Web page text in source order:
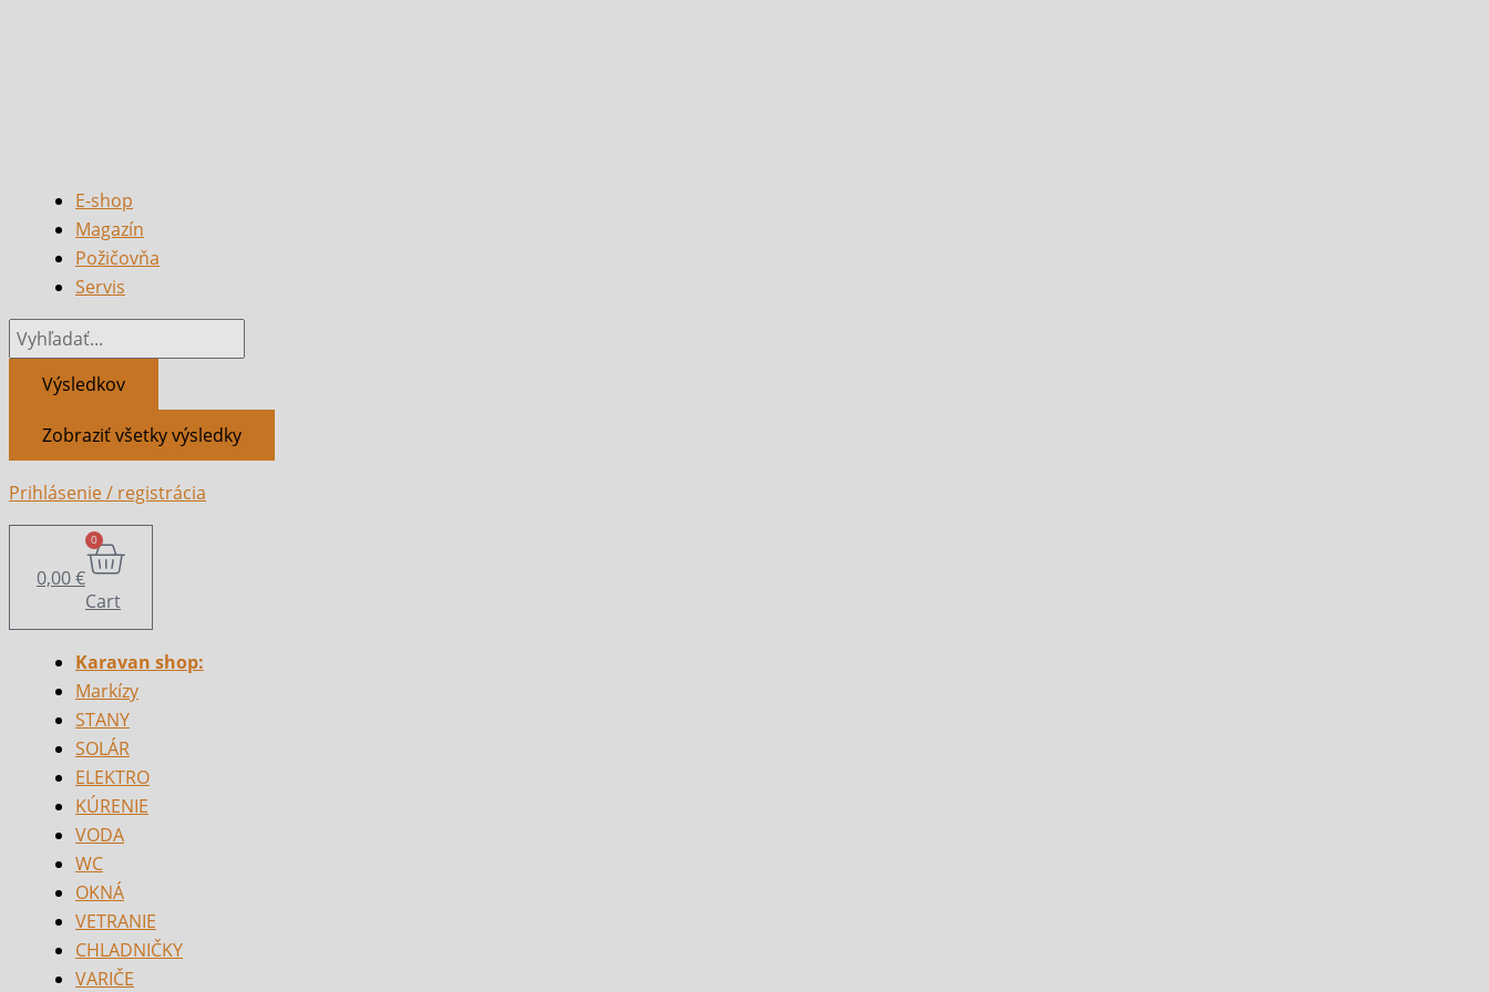
E-shop
Magazín
Požičovňa
Servis
Výsledkov
Zobraziť všetky výsledky
Prihlásenie / registrácia
0,00€
0
Cart
Karavan shop:
Markízy
STANY
SOLÁR
ELEKTRO
KÚRENIE
VODA
WC
OKNÁ
VETRANIE
CHLADNIČKY
VARIČE